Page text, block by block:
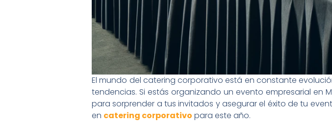
El mundo del catering corporativo está en constante
tendencias. Si estás organizando un evento empresarial en
para sorprender a tus invitados y asegurar el éxito de tu
en catering corporativo para este año.